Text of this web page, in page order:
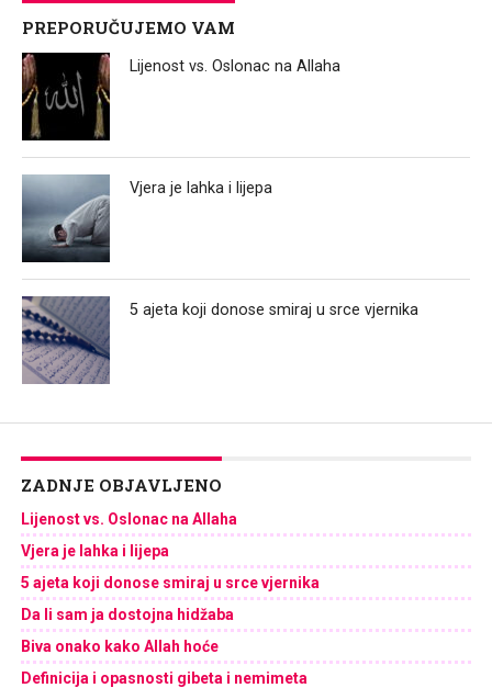
PREPORUČUJEMO VAM
Lijenost vs. Oslonac na Allaha
Vjera je lahka i lijepa
5 ajeta koji donose smiraj u srce vjernika
ZADNJE OBJAVLJENO
Lijenost vs. Oslonac na Allaha
Vjera je lahka i lijepa
5 ajeta koji donose smiraj u srce vjernika
Da li sam ja dostojna hidžaba
Biva onako kako Allah hoće
Definicija i opasnosti gibeta i nemimeta